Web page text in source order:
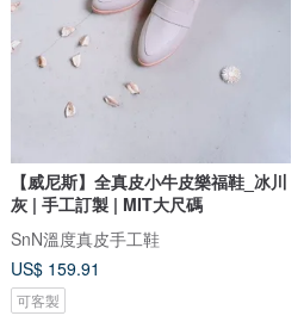
【威尼斯】全真皮小牛皮樂福鞋_冰川
灰 | 手工訂製 | MIT大尺碼
SnN溫度真皮手工鞋
US$ 159.91
可客製